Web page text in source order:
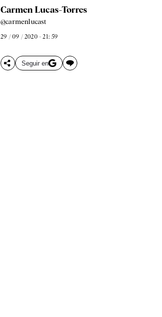
Carmen Lucas-Torres
@carmenlucast
29 / 09 / 2020 - 21: 59
Seguir en